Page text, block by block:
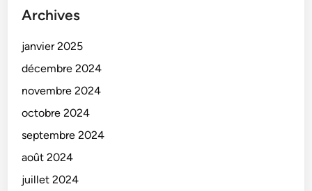
Archives
janvier 2025
décembre 2024
novembre 2024
octobre 2024
septembre 2024
août 2024
juillet 2024